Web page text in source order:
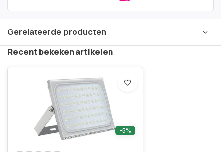
Gerelateerde producten
Recent bekeken artikelen
-5%